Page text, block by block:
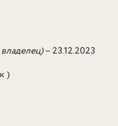
– 23.12.2023
)